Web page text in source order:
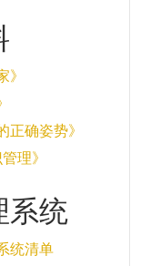
》
确姿势》
理》
系统
统清单